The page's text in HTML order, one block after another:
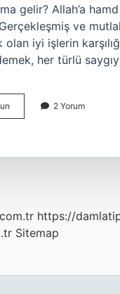
gelir? Allah’a
ve
iyi işlerin
her türlü
Teâlâya
Nasıl
2 Yorum
https://
Sitemap